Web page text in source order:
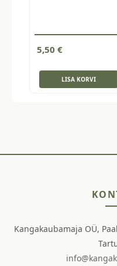
5,50 €
LISA KORVI
Kangakaubamaja OÜ,